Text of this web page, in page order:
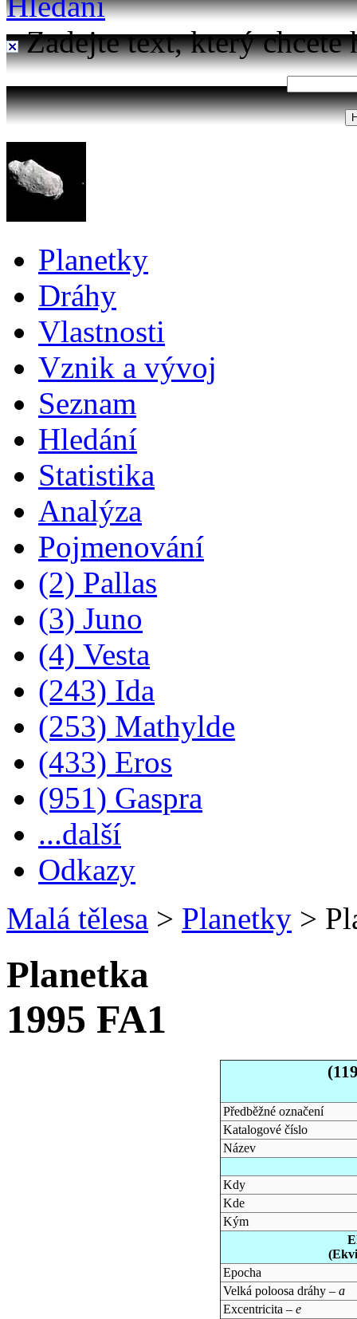
Zadejte text, který chcete
Planetky
Dráhy
Vlastnosti
Vznik a vývoj
Seznam
Hledání
Statistika
Analýza
Pojmenování
(2) Pallas
(3) Juno
(4) Vesta
(243) Ida
(253) Mathylde
(433) Eros
(951) Gaspra
...další
Odkazy
Malá tělesa > Planetky >
Planetka
1995 FA1
Předběžné označení
Katalogové číslo
Název
Kdy
Kde
Kým
Epocha
Velká poloosa dráhy – a
Excentricita – e